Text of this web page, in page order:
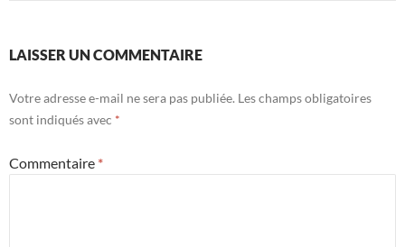
LAISSER UN COMMENTAIRE
Votre adresse e-mail ne sera pas publiée. Les champs obligatoires
sont indiqués avec *
Commentaire *